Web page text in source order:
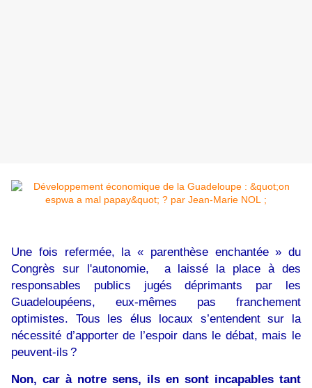
Une fois refermée, la « parenthèse enchantée » du
Congrès sur l'autonomie, a laissé la place à des
responsables publics jugés déprimants par les
Guadeloupéens, eux-mêmes pas franchement
optimistes. Tous les élus locaux s’entendent sur la
nécessité d’apporter de l’espoir dans le débat, mais le
peuvent-ils ?
Non, car à notre sens, ils en sont incapables tant